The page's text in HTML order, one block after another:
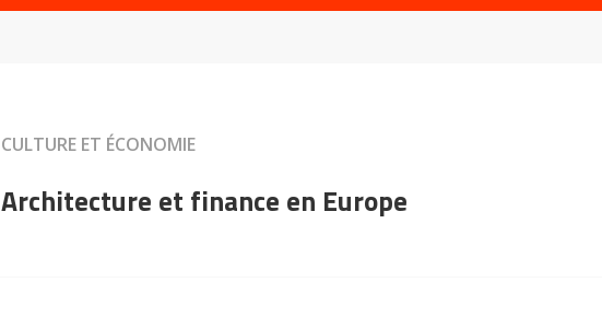
CULTURE ET ÉCONOMIE
Architecture et finance en Europe